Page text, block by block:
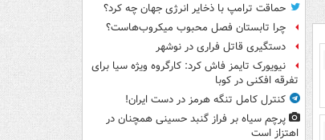
حماقت ترامپ با ذخایر انرژی جهان چه کرد؟
چرا تابستان فصل محبوب میکروب‌هاست؟
دستگیری قاتل فراری در نوشهر
نیویورک تایمز فاش کرد: کارگروه ویژه سیا برای
تفرقه افکنی در کوبا
کنترل کامل تنگه هرمز در دست ایران!
پرچم سیاه بر فراز گنبد حسینی همچنان در
اهتزاز است